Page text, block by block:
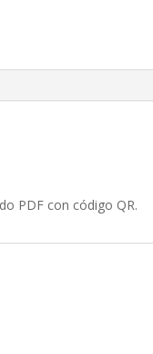
PDF con código QR.